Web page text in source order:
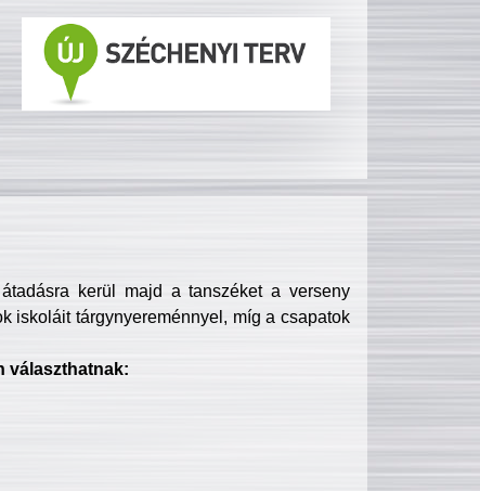
kerül majd a tanszéket a verseny
iskoláit tárgynyereménnyel, míg a csapatok
választhatnak: